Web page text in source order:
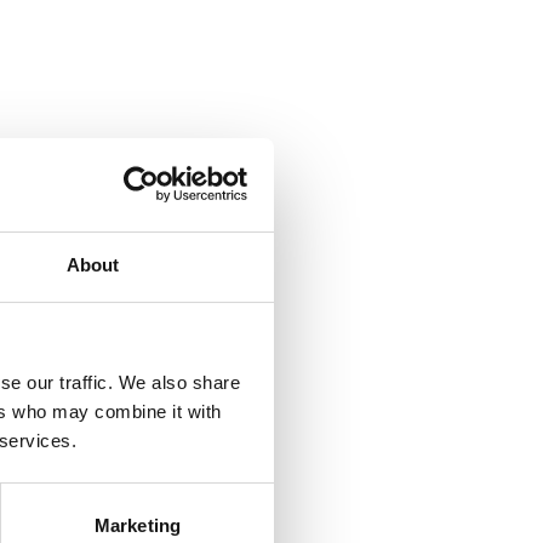
About
our traffic. We also share
who may combine it with
Marketing